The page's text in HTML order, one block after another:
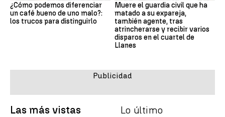
¿Cómo podemos diferenciar
un café bueno de uno malo?:
los trucos para distinguirlo
Muere el guardia civil que ha
matado a su expareja,
también agente, tras
atrincherarse y recibir varios
disparos en el cuartel de
Llanes
Las más vistas Lo último